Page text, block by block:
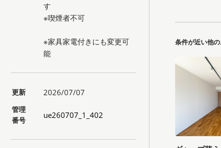
す
※喫煙者不可
※家具家電付きにも変更可
能
更新 2026/07/07
管理
番号
ue260707_1_402
条件が近い他